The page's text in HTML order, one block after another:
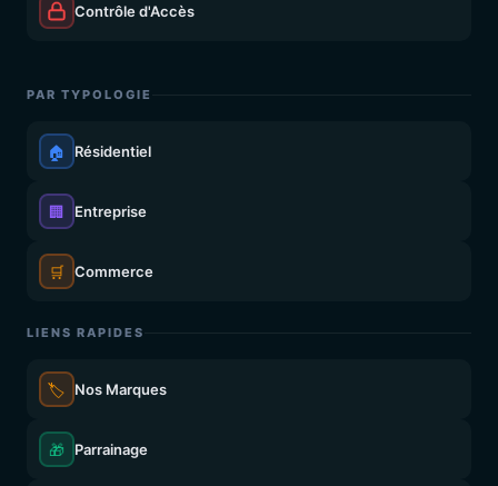
Contrôle d'Accès
PAR TYPOLOGIE
🏠 Résidentiel
🏢 Entreprise
🛒 Commerce
LIENS RAPIDES
🏷️ Nos Marques
🎁 Parrainage